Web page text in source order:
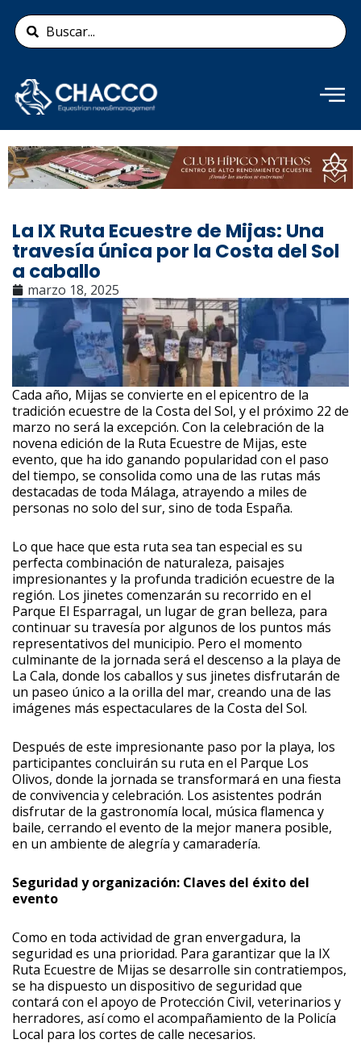
contenido
Search
...
Añade aquí tu texto de
cabecera
La IX Ruta Ecuestre de Mijas: Una
travesía única por la Costa del Sol
a caballo
marzo 18, 2025
Cada año, Mijas se convierte en el epicentro de la
tradición ecuestre de la Costa del Sol, y el próximo 22 de
marzo no será la excepción. Con la celebración de la
novena edición de la Ruta Ecuestre de Mijas, este
evento, que ha ido ganando popularidad con el paso
del tiempo, se consolida como una de las rutas más
destacadas de toda Málaga, atrayendo a miles de
personas no solo del sur, sino de toda España.
Lo que hace que esta ruta sea tan especial es su
perfecta combinación de naturaleza, paisajes
impresionantes y la profunda tradición ecuestre de la
región. Los jinetes comenzarán su recorrido en el
Parque El Esparragal, un lugar de gran belleza, para
continuar su travesía por algunos de los puntos más
representativos del municipio. Pero el momento
culminante de la jornada será el descenso a la playa de
La Cala, donde los caballos y sus jinetes disfrutarán de
un paseo único a la orilla del mar, creando una de las
imágenes más espectaculares de la Costa del Sol.
Después de este impresionante paso por la playa, los
participantes concluirán su ruta en el Parque Los
Olivos, donde la jornada se transformará en una fiesta
de convivencia y celebración. Los asistentes podrán
disfrutar de la gastronomía local, música flamenca y
baile, cerrando el evento de la mejor manera posible,
en un ambiente de alegría y camaradería.
Seguridad y organización: Claves del éxito del
evento
Como en toda actividad de gran envergadura, la
seguridad es una prioridad. Para garantizar que la IX
Ruta Ecuestre de Mijas se desarrolle sin contratiempos,
se ha dispuesto un dispositivo de seguridad que
contará con el apoyo de Protección Civil, veterinarios y
herradores, así como el acompañamiento de la Policía
Local para los cortes de calle necesarios.